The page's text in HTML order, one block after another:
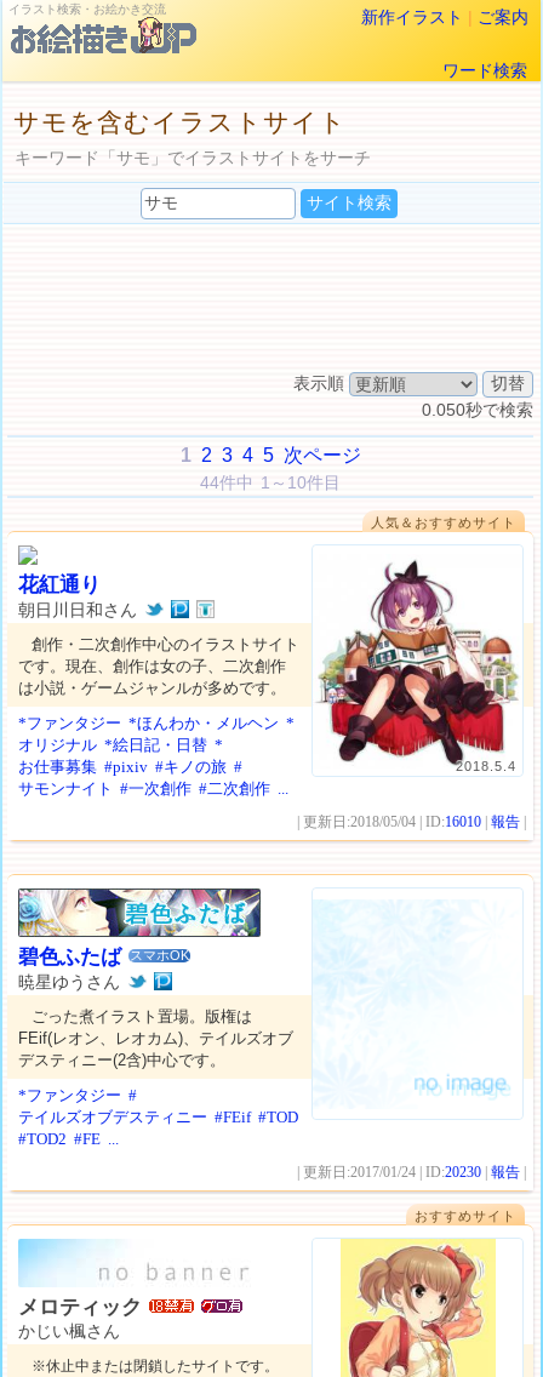
イラスト検索・お絵かき交流 新作イラスト | ご案内
ワード検索
サモを含むイラストサイト
キーワード「サモ」でイラストサイトをサーチ
表示順
0.050秒で検索
1 2 3 4 5 次ページ
44件中 1～10件目
人気＆おすすめサイト
2018.5.4
花紅通り
朝日川日和さん
創作・二次創作中心のイラストサイト
です。現在、創作は女の子、二次創作
は小説・ゲームジャンルが多めです。
*ファンタジー *ほんわか・メルヘン *
オリジナル *絵日記・日替 *
お仕事募集 #pixiv #キノの旅 #
サモンナイト
#一次創作 #二次創作 ...
| 更新日:2018/05/04 | ID:16010 |報告
碧色ふたば スマホOK
暁星ゆうさん
ごった煮イラスト置場。版権は
FEif(レオン、レオカム)、テイルズオブ
デスティニー(2含)中心です。
*ファンタジー #
テイルズオブデスティニー #FEif #TOD
#TOD2 #FE ...
| 更新日:2017/01/24 | ID:20230 |報告
おすすめサイト
メロティック
かじい楓さん
※休止中または閉鎖したサイトです。